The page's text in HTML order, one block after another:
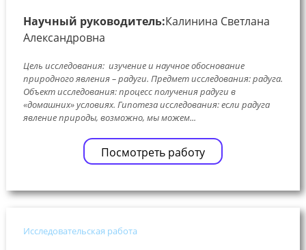
Научный руководитель:Калинина Светлана
Александровна
Цель исследования: изучение и научное обоснование
природного явления – радуги. Предмет исследования: радуга.
Объект исследования: процесс получения радуги в
«домашних» условиях. Гипотеза исследования: если радуга
явление природы, возможно, мы можем...
Посмотреть работу
Исследовательская работа